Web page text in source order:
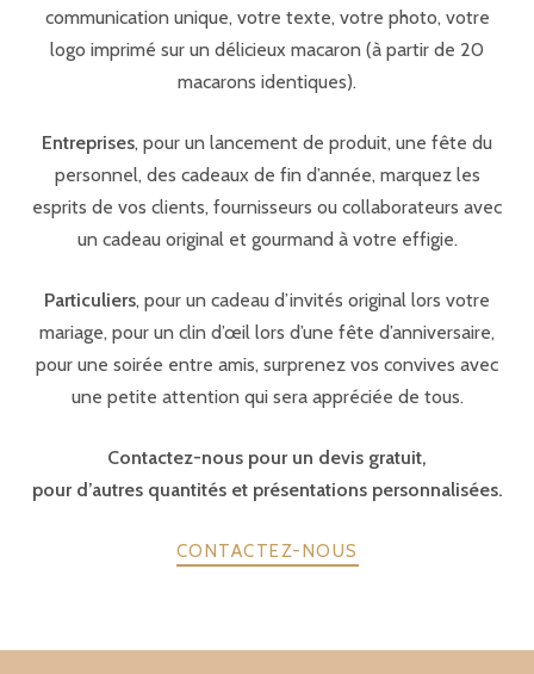
communication unique, votre texte, votre photo, votre
logo imprimé sur un délicieux macaron (à partir de 20
macarons identiques).
Entreprises, pour un lancement de produit, une fête du
personnel, des cadeaux de fin d’année, marquez les
esprits de vos clients, fournisseurs ou collaborateurs avec
un cadeau original et gourmand à votre effigie.
Particuliers, pour un cadeau d’invités original lors votre
mariage, pour un clin d’œil lors d’une fête d’anniversaire,
pour une soirée entre amis, surprenez vos convives avec
une petite attention qui sera appréciée de tous.
Contactez-nous pour un devis gratuit,
pour d’autres quantités et présentations personnalisées.
CONTACTEZ-NOUS